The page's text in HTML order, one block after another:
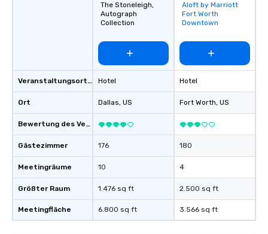
Veranstaltungsortstyp
Ort
Bewertung des Veranstaltungsortes
Gästezimmer
Meetingräume
Größter Raum
Meetingfläche
The Stoneleigh,
Autograph
Collection
Hotel
Dallas, US
176
10
1.476 sq ft
6.800 sq ft
Removed from
favorites
Aloft by Marriott
Fort Worth
Downtown
Hotel
Fort Worth, US
180
4
2.500 sq ft
3.566 sq ft